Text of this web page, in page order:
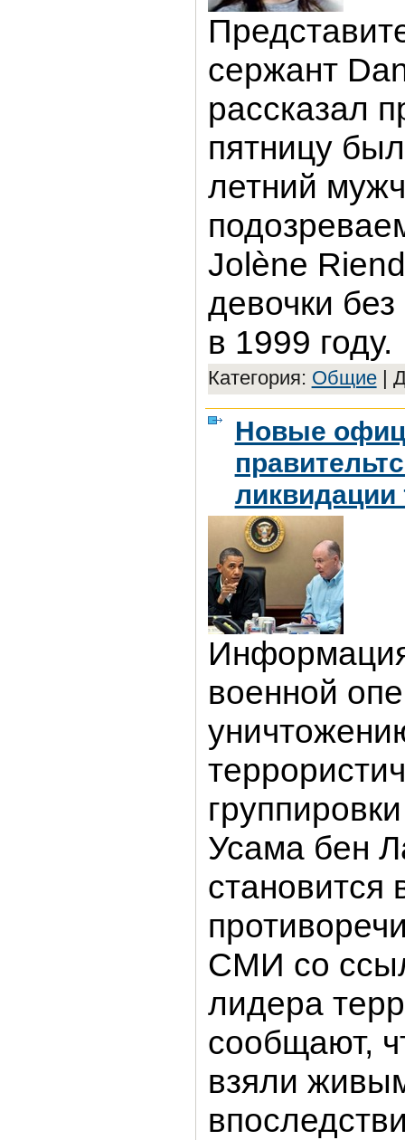
сержант
рассказал
пятницу
летний
Jolène
девочки
в 1999 году.
Категория: Общие|
Новые
военной
Усама бен
становится
СМИ со
лидера
сообщают,
взяли